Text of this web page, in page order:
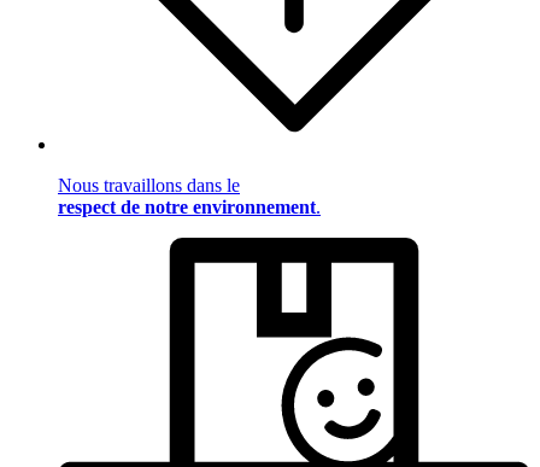
Nous travaillons dans le
respect de notre environnement.